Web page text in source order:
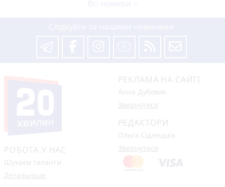
РОБОТА У НАС
Шукаєм таланти
Детальніше
РЕКЛАМА НА САЙТІ
Анна Дубовик
Звернутися
РЕДАКТОРИ
Ольга Сідлецька
Звернутися